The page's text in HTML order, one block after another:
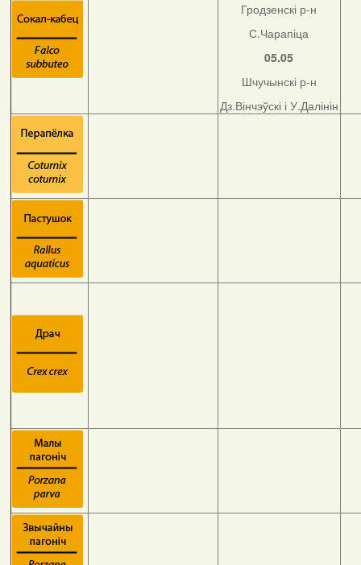
Гродзенскі р-н
С.Чарапіца
05.05
Шчучынскі р-н
Дз.Вінчэўскі і У.Далінін